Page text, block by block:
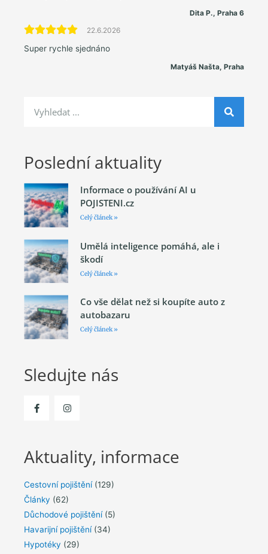
Dita P., Praha 6
22.6.2026
Super rychle sjednáno
Matyáš Našta, Praha
Poslední aktuality
Informace o používání AI u
POJISTENI.cz
Celý článek »
Umělá inteligence pomáhá, ale i
škodí
Celý článek »
Co vše dělat než si koupíte auto z
autobazaru
Celý článek »
Sledujte nás
Aktuality, informace
Cestovní pojištění(129)
Články (62)
Důchodové pojištění(5)
Havarijní pojištění(34)
Hypotéky (29)